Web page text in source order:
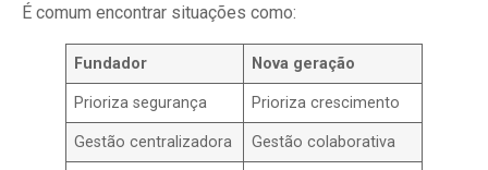
É comum encontrar situações como:
Fundador Nova geração
Prioriza segurança Prioriza crescimento
Gestão centralizadora Gestão colaborativa